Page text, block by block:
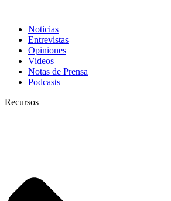
Noticias
Entrevistas
Opiniones
Videos
Notas de Prensa
Podcasts
Recursos